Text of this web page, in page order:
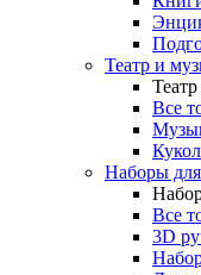
Театр и
Все
Наборы для
Все
3D